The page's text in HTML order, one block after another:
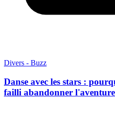
Divers - Buzz
Danse avec les stars :
failli abandonner